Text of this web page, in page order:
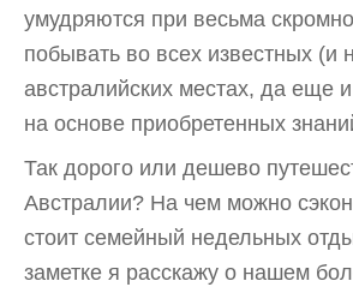
умудряются при весьма
побывать во всех известных (и
австралийских местах, да еще и
на основе приобретенных
Так дорого или дешево
Австралии? На чем можно
стоит семейный недельных
заметке я расскажу о нашем